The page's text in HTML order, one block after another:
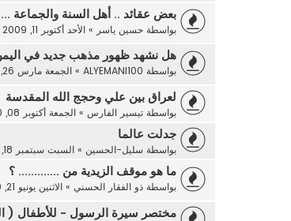
بعض عقائد .. أهل السنة والجماعة
بواسطة حسين ياسر » الأحد أكتوبر 11, 2009 9:08 pm
هل نشهد ظهور مذهب جديد في
بواسطة ALYEMANI100
» الجمعة مارس 26, 2010 5:34 pm
لعراق بين علي وحجج الله المقدسة
بواسطة تيسير الفارس » الجمعة أكتوبر 08, 2010 12:11 pm
جدلت عالما
بواسطة سليل-الحسين » السبت سبتمبر 18, 2010 9:45 am
ما هو موقف الزيدية من ............. ؟
بواسطة ذو الفقار الحسني » الاثنين يونيو 21, 2010 3:23 am
مختصر سيرة الرسول - للأطفال (